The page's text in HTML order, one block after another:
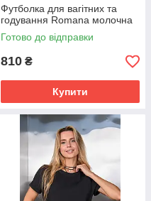
Футболка для вагітних та
годування Romana молочна
Готово до відправки
810 ₴
Купити